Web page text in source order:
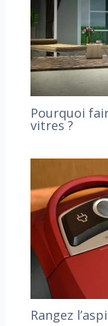
Pourquoi
vitres ?
Rangez